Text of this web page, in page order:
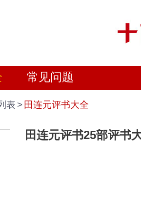
常见问题
表 > 田连元评书大全
田连元评书25部评书